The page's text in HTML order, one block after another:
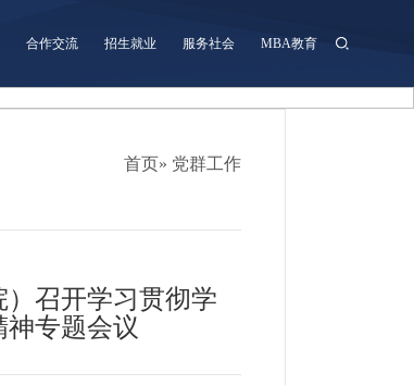
合作交流 招生就业 服务社会 MBA教育
首页» 党群工作
召开学习贯彻学
专题会议